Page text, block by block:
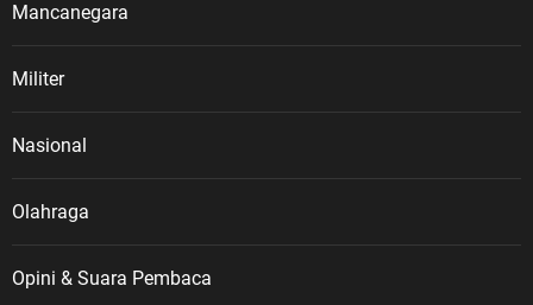
Mancanegara
Militer
Nasional
Olahraga
Opini & Suara Pembaca